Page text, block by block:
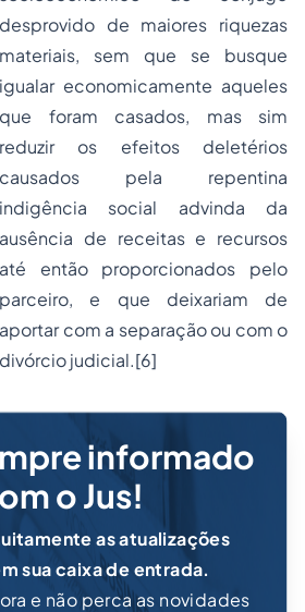
desprovido de maiores riquezas
materiais, sem que se busque
igualar economicamente aqueles
que foram casados, mas sim
reduzir os efeitos deletérios
causados pela repentina
indigência social advinda da
ausência de receitas e recursos
até então proporcionados pelo
parceiro, e que deixariam de
aportar com a separação ou com o
divórcio judicial.[6]
informado
o Jus!
as atualizações
sua caixa de entrada.
e não perca as novidades